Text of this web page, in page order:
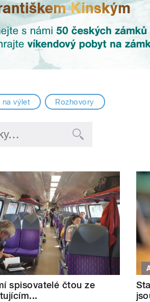
na výlet Rozhovory
spisovatelé čtou ze